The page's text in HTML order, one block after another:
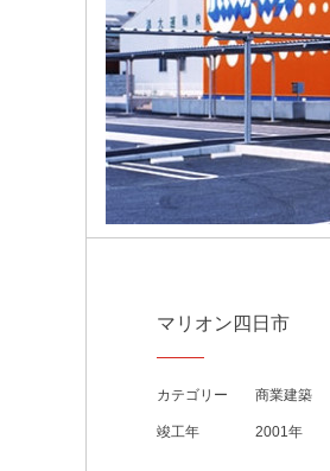
マリオン四日市
カテゴリー 商業建築
竣工年 2001年